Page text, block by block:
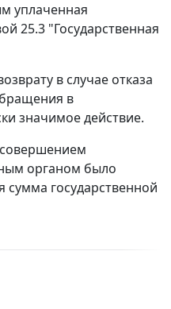
уплаченная
25.3 "Государственная
в случае отказа
в
значимое действие.
органом было
государственной